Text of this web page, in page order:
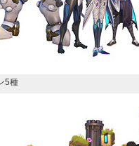
5種